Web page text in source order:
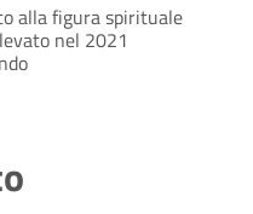
alla figura spirituale
nel 2021